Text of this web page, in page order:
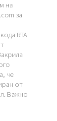
на
за
RTA
че
от
Важно